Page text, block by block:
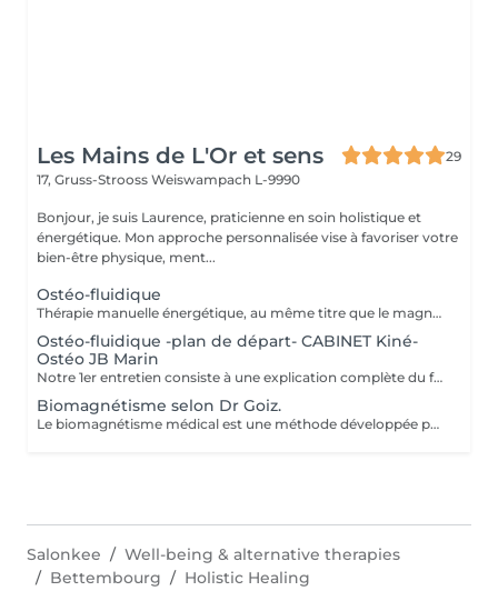
Les Mains de L'Or et sens
29
17, Gruss-Strooss Weiswampach L-9990
Bonjour, je suis Laurence, praticienne en soin holistique et
énergétique. Mon approche personnalisée vise à favoriser votre
bien-être physique, ment...
Ostéo-fluidique
Thérapie manuelle énergétique, au même titre que le magnétisme, à la différence que celui-ci permet un décodage biologique et permet la libération émotionnelle. L'ostéofluidique permet de travailler directement sur l'énergie des os, articulations, organes, glandes et de tous les systèmes énergétiques du corps, sans aucune manipulation ni cracking. Mon travail consiste à mettre en lumière ces blocages et de les libérer. À la rencontre des maux et mots. - douleurs. - traumas. - blocages physiques et émotionnels. -
Ostéo-fluidique -plan de départ- CABINET Kiné-
Ostéo JB Marin
Notre 1er entretien consiste à une explication complète du fonctionne de l'Ostéofluidique ainsi que de voir notre plan d'action et le nombre de séance à fixer selon votre problématique.
Biomagnétisme selon Dr Goiz.
Le biomagnétisme médical est une méthode développée par le Dr Isaac Goiz Durán, qui utilise des paires d'aimants pour rééquilibrer le pH du corps et soutenir son processus naturel d'auto-régulation. Comment ça fonctionne ? Chaque organe possède une fréquence énergétique spécifique. Lorsqu'un déséquilibre apparaît (stress, émotions, virus, bactéries, champignons), cela modifie localement le pH du corps. En appliquant des aimants sur des points précis, on restaure cet équilibre, ce qui favorise le bon fonctionnement des systèmes internes. Pourquoi consulter ? Le biomagnétisme peut accompagner l'organisme dans de nombreuses situations : fatigue chronique, stress, troubles du sommeil douleurs physiques, troubles digestifs déséquilibres hormonaux ou émotionnels baisse d'énergie, récupération lente Et la science dans tout ça ? Des études en biophysique et en médecine énergétique ont montré que les champs magnétiques peuvent influencer certaines fonctions biologiques, notamment la circulation ionique, la microcirculation et la réponse cellulaire. Le biomagnétisme s'appuie sur ces bases pour proposer une approche douce et complémentaire. Bien que la recherche soit encore en développement, de plus en plus de praticiens et de patients constatent des résultats positifs et durables. Formée par le Dr Enrique de Juin Gonzales de Castejón, élève direct du Dr Goiz, je pratique cette méthode avec précision et bienveillance pour vous accompagner vers un mieux-être global. Une technique naturelle, non invasive et complémentaire, qui agit sur les causes profondes du déséquilibre.
Salonkee
Well-being & alternative therapies
Bettembourg
Holistic Healing